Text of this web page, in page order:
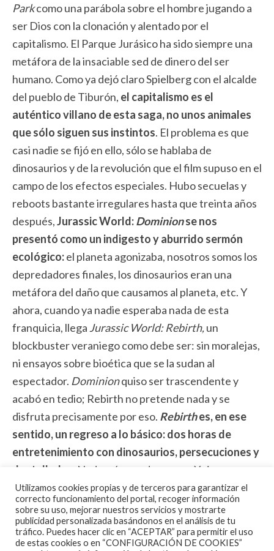
Parkcomo una parábola sobre el hombre jugando a
ser Dios con la clonación y alentado por el
capitalismo. El Parque Jurásico ha sido siempre una
metáfora de la insaciable sed de dinero del ser
humano. Como ya dejó claro Spielberg con el alcalde
del pueblo de Tiburón, el capitalismo es el
auténtico villano de esta saga, no unos animales
que sólo siguen sus instintos. El problema es que
casi nadie se fijó en ello, sólo se hablaba de
dinosaurios y de la revolución que el film supuso en el
campo de los efectos especiales. Hubo secuelas y
reboots bastante irregulares hasta que treinta años
después,Jurassic World:Dominionse nos
presentó como un indigesto y aburrido sermón
ecológico:el planeta agonizaba, nosotros somos los
depredadores finales, los dinosaurios eran una
metáfora del daño que causamos al planeta, etc. Y
ahora, cuando ya nadie esperaba nada de esta
franquicia, llega Jurassic World: Rebirth,un
blockbuster veraniego como debe ser: sin moralejas,
ni ensayos sobre bioética que se la sudan al
espectador. Dominionquiso ser trascendente y
acabó en tedio; Rebirth no pretende nada y se
disfruta precisamente por eso. Rebirthes, en ese
sentido, un regreso a lo básico: dos horas de
entretenimiento con dinosaurios, persecuciones y
dentelladas.
Nada más y nada menos. Y sin esa
insoportable pareja formada por Chris Pratt y Bryce
Dallas Howard (con menos química que un ladrillo y
un candado), ni necesidad de rescatar a elenco del
film original.
Utilizamos cookies propias y de terceros para garantizar el
correcto funcionamiento del portal, recoger información
sobre su uso, mejorar nuestros servicios y mostrarte
publicidad personalizada basándonos en el análisis de tu
tráfico. Puedes hacer clic en “ACEPTAR” para permitir el uso
de estas cookies o en “CONFIGURACIÓN DE COOKIES”